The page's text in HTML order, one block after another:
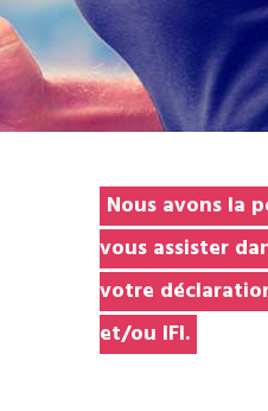
Nous avons la
vous assister
votre
et/ou IFI.